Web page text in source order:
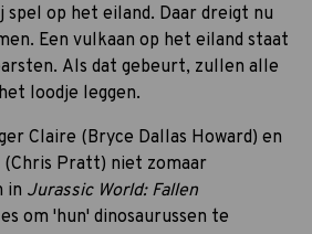
spel op het eiland. Daar dreigt nu
Een vulkaan op het eiland staat
Als dat gebeurt, zullen alle
loodje leggen.
Claire (Bryce Dallas Howard) en
(Chris Pratt) niet zomaar
in Jurassic World: Fallen
om 'hun' dinosaurussen te